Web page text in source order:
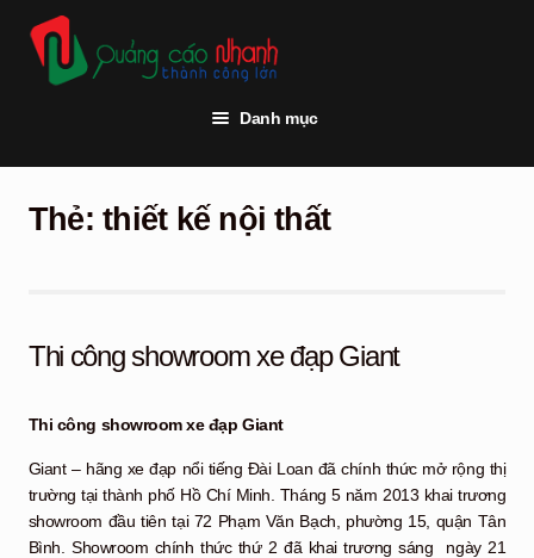
đến
Điều
Chuyển
đến
nội
Danh mục
Thi công quảng cáo
Khách hàng
Tư vấn kỹ thuật
Thẻ:thiết kế nội thất
Thi công showroom xe đạp Giant
Thi công showroom xe đạp Giant
Giant – hãng xe đạp nổi tiếng Đài Loan đã chính thức mở rộng thị
trường tại thành phố Hồ Chí Minh. Tháng 5 năm 2013 khai trương
showroom đầu tiên tại 72 Phạm Văn Bạch, phường 15, quận Tân
Bình. Showroom chính thức thứ 2 đã khai trương sáng ngày 21